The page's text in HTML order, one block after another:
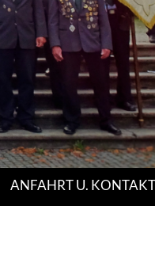
ANFAHRT U. KONTAKT